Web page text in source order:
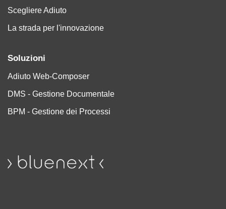
Scegliere Adiuto
La strada per l'innovazione
Soluzioni
Adiuto Web-Composer
DMS - Gestione Documentale
BPM - Gestione dei Processi